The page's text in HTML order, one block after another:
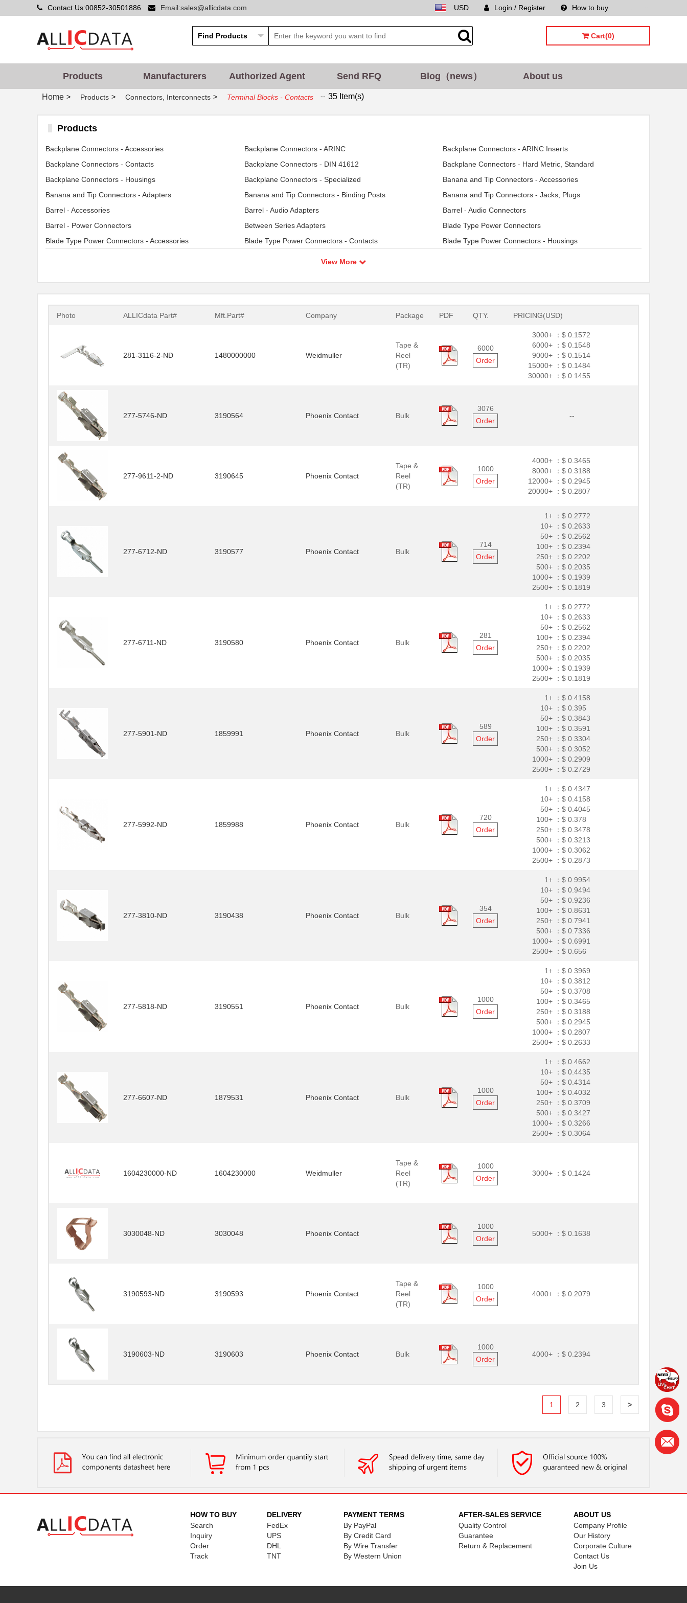
Contact Us:00852-30501886 Email:sales@allicdata.com How to buy
Login / Register
USD
Cart(0)
Products Manufacturers Authorized Agent Send RFQ Blog（news） About us
Home > Products > Connectors, Interconnects > Terminal Blocks - Contacts -- 35 Item(s)
Products
Backplane Connectors - Accessories Backplane Connectors - ARINC
Backplane Connectors - ARINC Inserts
Backplane Connectors - Contacts
Backplane Connectors - DIN 41612
Backplane Connectors - Hard Metric, Standard
Backplane Connectors - Housings
Backplane Connectors - Specialized
Banana and Tip Connectors - Accessories
Banana and Tip Connectors - Adapters
Banana and Tip Connectors - Binding Posts
Banana and Tip Connectors - Jacks, Plugs
Barrel - Accessories
Barrel - Audio Adapters
Barrel - Audio Connectors
Barrel - Power Connectors
Between Series Adapters
Blade Type Power Connectors
Blade Type Power Connectors - Accessories
Blade Type Power Connectors - Contacts Blade Type Power Connectors - Housings
View More
Photo ALLICdata Part# Mft.Part# Company Package PDF QTY. PRICING(USD)
281-3116-2-ND 1480000000 Weidmuller
Tape &
Reel
(TR)
6000
Order
3000+ ：$ 0.1572
6000+ ：$ 0.1548
9000+ ：$ 0.1514
15000+ ：$ 0.1484
30000+ ：$ 0.1455
277-5746-ND 3190564 Phoenix Contact Bulk
3076
Order
--
277-9611-2-ND 3190645 Phoenix Contact
Tape &
Reel
(TR)
1000
Order
4000+ ：$ 0.3465
8000+ ：$ 0.3188
12000+ ：$ 0.2945
20000+ ：$ 0.2807
277-6712-ND 3190577 Phoenix Contact Bulk
714
Order
1+ ：$ 0.2772
10+ ：$ 0.2633
50+ ：$ 0.2562
100+ ：$ 0.2394
250+ ：$ 0.2202
500+ ：$ 0.2035
1000+ ：$ 0.1939
2500+ ：$ 0.1819
277-6711-ND 3190580 Phoenix Contact Bulk
281
Order
1+ ：$ 0.2772
10+ ：$ 0.2633
50+ ：$ 0.2562
100+ ：$ 0.2394
250+ ：$ 0.2202
500+ ：$ 0.2035
1000+ ：$ 0.1939
2500+ ：$ 0.1819
277-5901-ND 1859991 Phoenix Contact Bulk
589
Order
1+ ：$ 0.4158
10+ ：$ 0.395
50+ ：$ 0.3843
100+ ：$ 0.3591
250+ ：$ 0.3304
500+ ：$ 0.3052
1000+ ：$ 0.2909
2500+ ：$ 0.2729
277-5992-ND 1859988 Phoenix Contact Bulk
720
Order
1+ ：$ 0.4347
10+ ：$ 0.4158
50+ ：$ 0.4045
100+ ：$ 0.378
250+ ：$ 0.3478
500+ ：$ 0.3213
1000+ ：$ 0.3062
2500+ ：$ 0.2873
277-3810-ND 3190438 Phoenix Contact Bulk
354
Order
1+ ：$ 0.9954
10+ ：$ 0.9494
50+ ：$ 0.9236
100+ ：$ 0.8631
250+ ：$ 0.7941
500+ ：$ 0.7336
1000+ ：$ 0.6991
2500+ ：$ 0.656
277-5818-ND 3190551 Phoenix Contact Bulk
1000
Order
1+ ：$ 0.3969
10+ ：$ 0.3812
50+ ：$ 0.3708
100+ ：$ 0.3465
250+ ：$ 0.3188
500+ ：$ 0.2945
1000+ ：$ 0.2807
2500+ ：$ 0.2633
277-6607-ND 1879531 Phoenix Contact Bulk
1000
Order
1+ ：$ 0.4662
10+ ：$ 0.4435
50+ ：$ 0.4314
100+ ：$ 0.4032
250+ ：$ 0.3709
500+ ：$ 0.3427
1000+ ：$ 0.3266
2500+ ：$ 0.3064
1604230000-ND 1604230000 Weidmuller
Tape &
Reel
(TR)
1000
Order
3000+ ：$ 0.1424
3030048-ND 3030048 Phoenix Contact
1000
Order
5000+ ：$ 0.1638
3190593-ND 3190593 Phoenix Contact
Tape &
Reel
(TR)
1000
Order
4000+ ：$ 0.2079
3190603-ND 3190603 Phoenix Contact Bulk
1000
Order
4000+ ：$ 0.2394
1 2 3 >
HOW TO BUY
Search
Inquiry
Order
Track
DELIVERY
FedEx
UPS
DHL
TNT
PAYMENT TERMS
By PayPal
By Credit Card
By Wire Transfer
By Western Union
AFTER-SALES SERVICE
Quality Control
Guarantee
Return & Replacement
ABOUT US
Company Profile
Our History
Corporate Culture
Contact Us
Join Us